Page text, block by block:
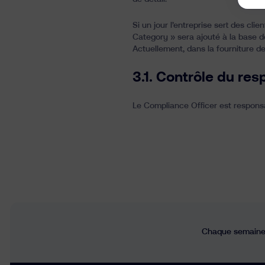
Si un jour l’entreprise sert des
Category » sera ajouté à la base
Actuellement, dans la fourniture
3.1. Contrôle du
Le Compliance Officer est
Chaque